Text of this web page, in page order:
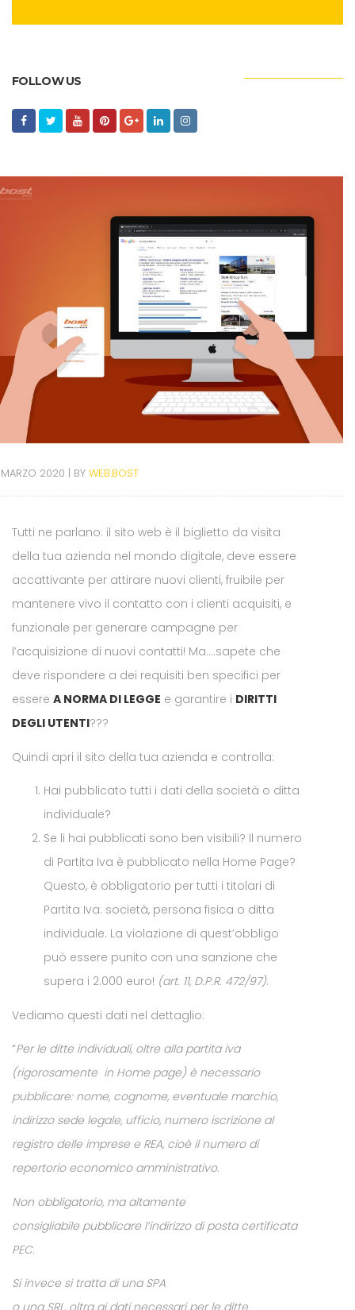
FOLLOW US
2020 BY WEB.BOST
Tutti ne parlano: il sito web è il biglietto da visita
della tua azienda nel mondo digitale, deve essere
accattivante per attirare nuovi clienti, fruibile per
mantenere vivo il contatto con i clienti acquisiti, e
funzionale per generare campagne per
l’acquisizione di nuovi contatti! Ma….sapete che
deve rispondere a dei requisiti ben specifici per
essere A NORMA DI LEGGE e garantire i DIRITTI
DEGLI UTENTI???
Quindi apri il sito della tua azienda e controlla:
Hai pubblicato tutti i dati della società o ditta
individuale?
Se li hai pubblicati sono ben visibili? Il numero
di Partita Iva è pubblicato nella Home Page?
Questo, è obbligatorio per tutti i titolari di
Partita Iva: società, persona fisica o ditta
individuale. La violazione di quest’obbligo
può essere punito con una sanzione che
supera i 2.000 euro! (art. 11, D.P.R. 472/97).
Vediamo questi dati nel dettaglio:
“Per le ditte individuali, oltre alla partita iva
(rigorosamente in Home page) è necessario
pubblicare: nome, cognome, eventuale marchio,
indirizzo sede legale, ufficio, numero iscrizione al
registro delle imprese e REA, cioè il numero di
repertorio economico amministrativo.
Non obbligatorio, ma altamente
consigliabile pubblicare l’indirizzo di posta certificata
PEC.
Si invece si tratta di una SPA
o una SRL, oltra ai dati necessari per le ditte